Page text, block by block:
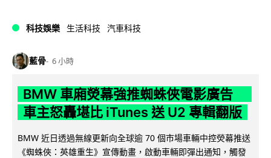
科技娛樂 生活科技 汽車科技
藍骨 6 小時
BMW 車廂熒幕強推蜘蛛俠電影廣告
車主怒轟堪比 iTunes 送 U2 專輯翻版
BMW 近日透過無線更新向全球逾 70 個市場車輛中控熒幕推送
《蜘蛛俠：英雄重生》宣傳動畫，啟動車輛即彈出通知，觸發